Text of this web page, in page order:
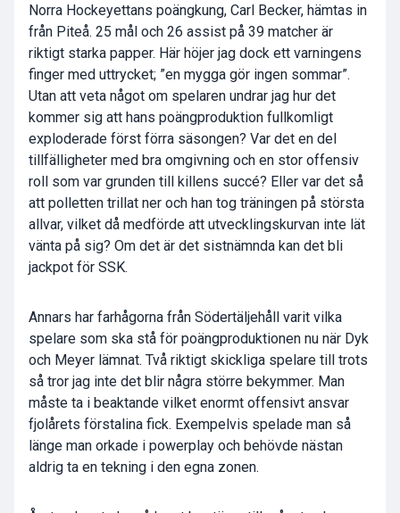
Norra Hockeyettans poängkung, Carl Becker, hämtas in
från Piteå. 25 mål och 26 assist på 39 matcher är
riktigt starka papper. Här höjer jag dock ett varningens
finger med uttrycket; ”en mygga gör ingen sommar”.
Utan att veta något om spelaren undrar jag hur det
kommer sig att hans poängproduktion fullkomligt
exploderade först förra säsongen? Var det en del
tillfälligheter med bra omgivning och en stor offensiv
roll som var grunden till killens succé? Eller var det så
att polletten trillat ner och han tog träningen på största
allvar, vilket då medförde att utvecklingskurvan inte lät
vänta på sig? Om det är det sistnämnda kan det bli
jackpot för SSK.
Annars har farhågorna från Södertäljehåll varit vilka
spelare som ska stå för poängproduktionen nu när Dyk
och Meyer lämnat. Två riktigt skickliga spelare till trots
så tror jag inte det blir några större bekymmer. Man
måste ta i beaktande vilket enormt offensivt ansvar
fjolårets förstalina fick. Exempelvis spelade man så
länge man orkade i powerplay och behövde nästan
aldrig ta en tekning i den egna zonen.